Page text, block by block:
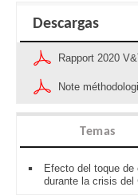
Descargas
Rapport 2020
Note
Temas
Efecto del toque de
durante la crisis del